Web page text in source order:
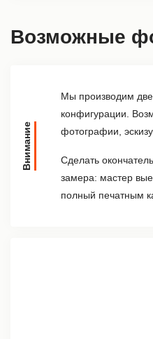
Возможные
Внимание
Мы производим
конфигурации.
фотографии,
Сделать
замера: мастер
полный печатным